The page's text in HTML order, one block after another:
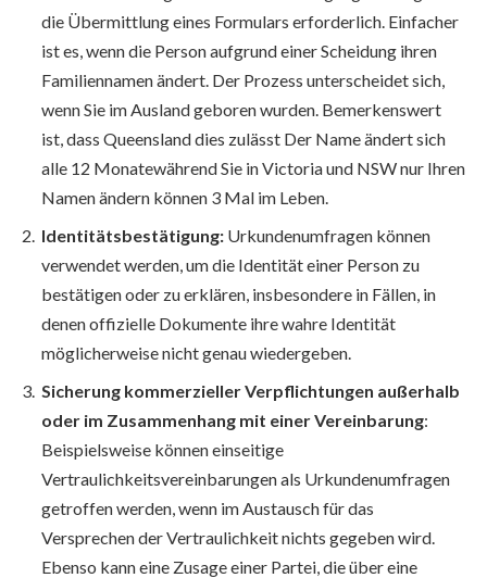
die Übermittlung eines Formulars erforderlich. Einfacher
ist es, wenn die Person aufgrund einer Scheidung ihren
Familiennamen ändert. Der Prozess unterscheidet sich,
wenn Sie im Ausland geboren wurden. Bemerkenswert
ist, dass Queensland dies zulässt Der Name ändert sich
alle 12 Monatewährend Sie in Victoria und NSW nur ​​Ihren
Namen ändern können 3 Mal im Leben.
Identitätsbestätigung: Urkundenumfragen können
verwendet werden, um die Identität einer Person zu
bestätigen oder zu erklären, insbesondere in Fällen, in
denen offizielle Dokumente ihre wahre Identität
möglicherweise nicht genau wiedergeben.
Sicherung kommerzieller Verpflichtungen außerhalb
oder im Zusammenhang mit einer Vereinbarung:
Beispielsweise können einseitige
Vertraulichkeitsvereinbarungen als Urkundenumfragen
getroffen werden, wenn im Austausch für das
Versprechen der Vertraulichkeit nichts gegeben wird.
Ebenso kann eine Zusage einer Partei, die über eine